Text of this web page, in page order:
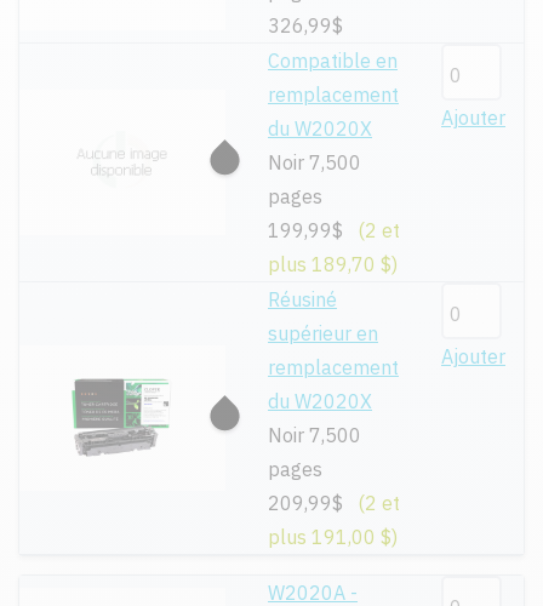
326,99$
Compatible en
remplacement
du W2020X
Noir 7,500
pages
199,99$
(2 et
plus 189,70 $)
Ajouter
Réusiné
supérieur en
remplacement
du W2020X
Noir 7,500
pages
209,99$
(2 et
plus 191,00 $)
Ajouter
W2020A -